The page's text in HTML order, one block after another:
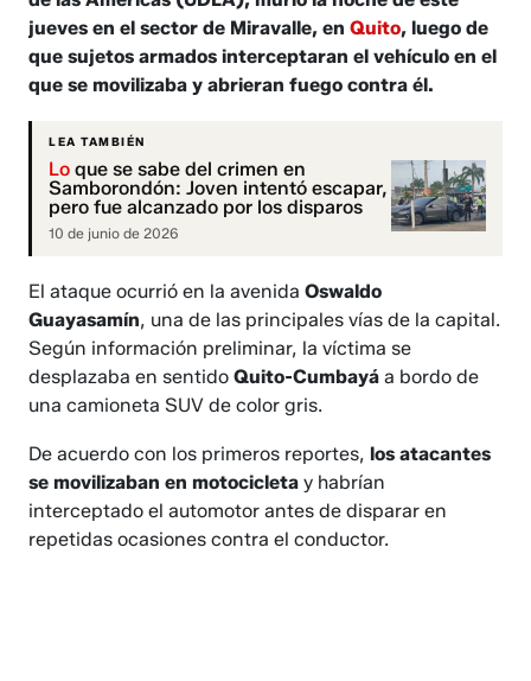
jueves en el sector de Miravalle, enQuito, luego de
que sujetos armados interceptaran el vehículo en el
que se movilizaba y abrieran fuego contra él.
LEA TAMBIÉN
Lo que se sabe del crimen en
Samborondón: Joven intentó escapar,
pero fue alcanzado por los disparos
10 de junio de 2026
El ataque ocurrió en la avenida Oswaldo
Guayasamín, una de las principales vías de la capital.
Según información preliminar, la víctima se
desplazaba en sentido Quito-Cumbayáa bordo de
una camioneta SUV de color gris.
De acuerdo con los primeros reportes, los atacantes
se movilizaban en motocicletay habrían
interceptado el automotor antes de disparar en
repetidas ocasiones contra el conductor.